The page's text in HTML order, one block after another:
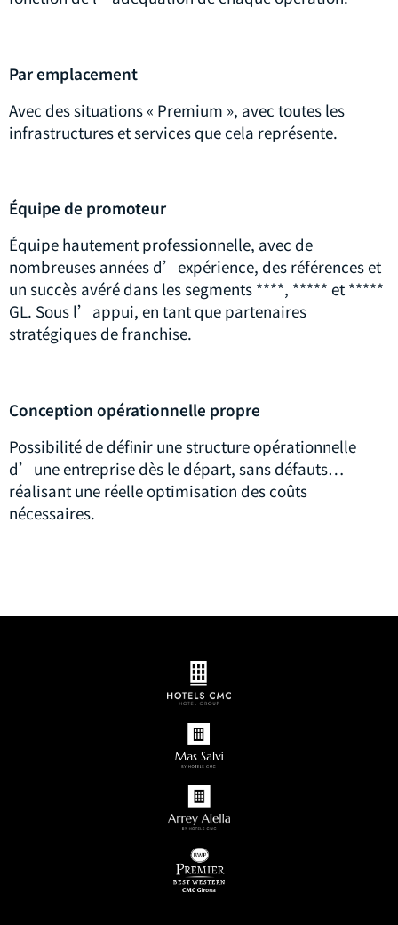
Par emplacement
Avec des situations « Premium », avec toutes les
infrastructures et services que cela représente.
Équipe de promoteur
Équipe hautement professionnelle, avec de
nombreuses années d’expérience, des références et
un succès avéré dans les segments ****, ***** et *****
GL. Sous l’appui, en tant que partenaires
stratégiques de franchise.
Conception opérationnelle propre
Possibilité de définir une structure opérationnelle
d’une entreprise dès le départ, sans défauts…
réalisant une réelle optimisation des coûts
nécessaires.